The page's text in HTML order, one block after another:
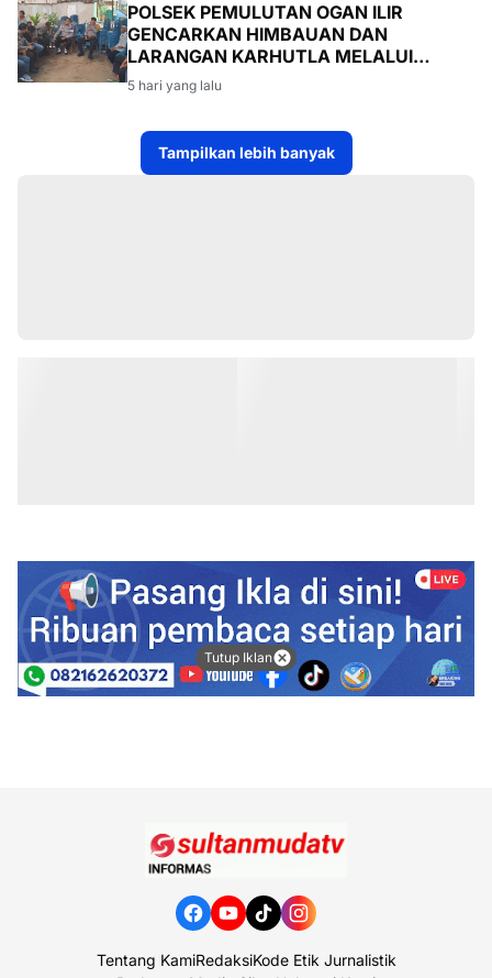
POLSEK PEMULUTAN OGAN ILIR
GENCARKAN HIMBAUAN DAN
LARANGAN KARHUTLA MELALUI
PROGRAM TSKD (TOURING SAMBANG
KE DESA-DESA
5 hari yang lalu
Tampilkan lebih banyak
Tutup Iklan
Tentang KamiRedaksiKode Etik Jurnalistik